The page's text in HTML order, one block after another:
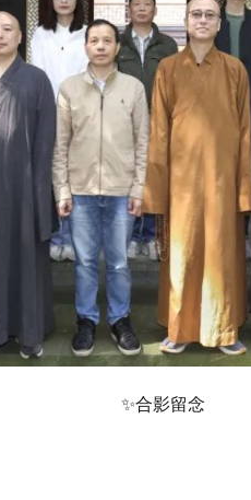
✨合影留念